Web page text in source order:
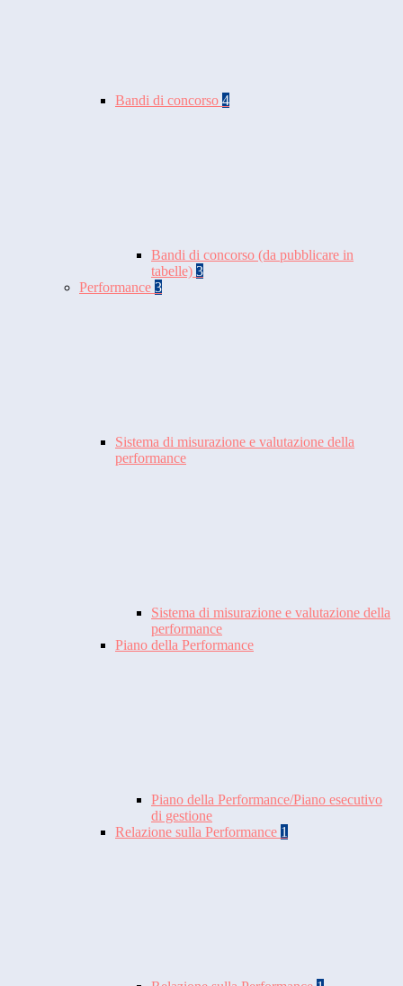
Bandi di concorso 4
Bandi di concorso (da pubblicare in
tabelle) 3
Performance 3
Sistema di misurazione e valutazione della
performance
Sistema di misurazione e valutazione della
performance
Piano della Performance
Piano della Performance/Piano esecutivo
di gestione
Relazione sulla Performance 1